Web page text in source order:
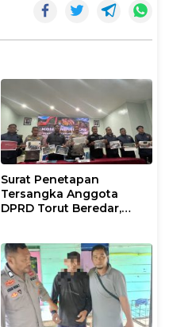
Surat Penetapan
Tersangka Anggota
DPRD Torut Beredar,
Berstatus Saksi